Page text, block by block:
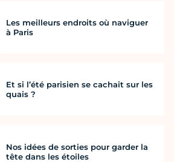
Les meilleurs endroits où naviguer
à Paris
Et si l’été parisien se cachait sur les
quais ?
Nos idées de sorties pour garder la
tête dans les étoiles